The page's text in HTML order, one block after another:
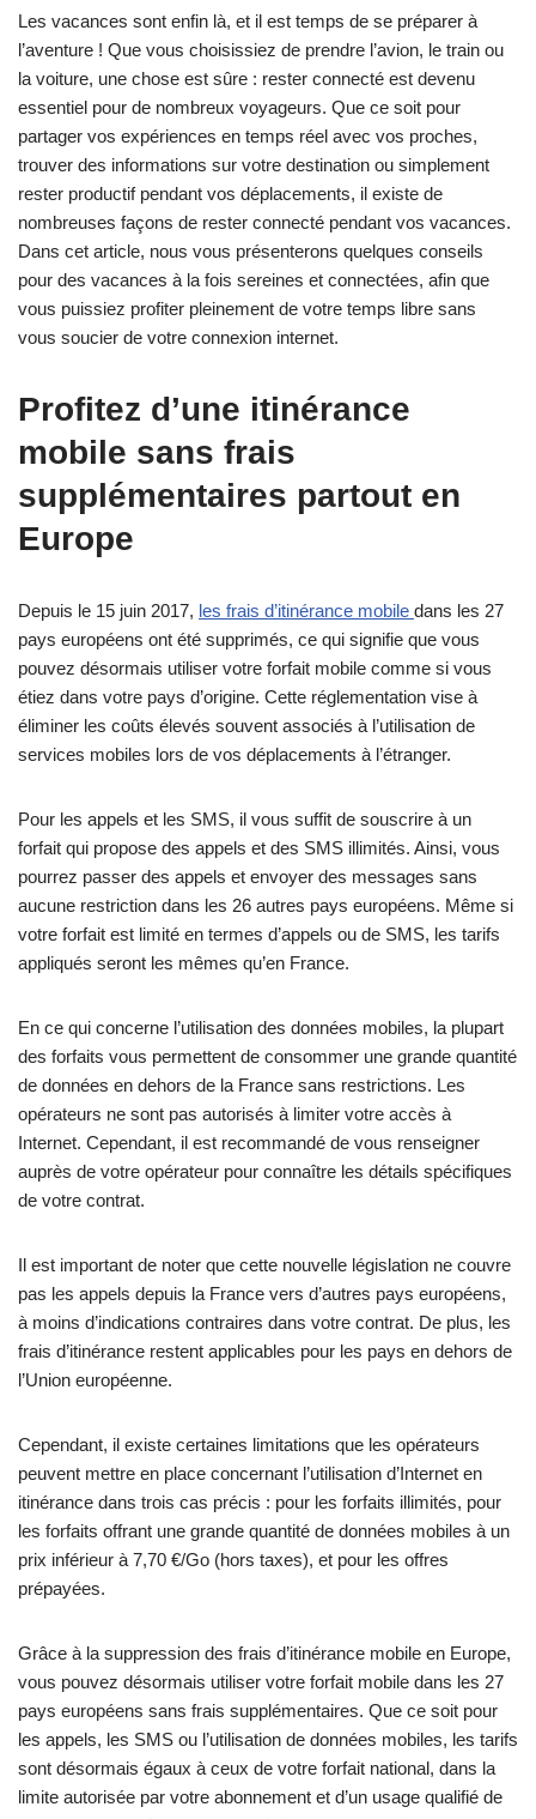
Les vacances sont enfin là, et il est temps de se préparer à
l’aventure ! Que vous choisissiez de prendre l’avion, le train ou
la voiture, une chose est sûre : rester connecté est devenu
essentiel pour de nombreux voyageurs. Que ce soit pour
partager vos expériences en temps réel avec vos proches,
trouver des informations sur votre destination ou simplement
rester productif pendant vos déplacements, il existe de
nombreuses façons de rester connecté pendant vos vacances.
Dans cet article, nous vous présenterons quelques conseils
pour des vacances à la fois sereines et connectées, afin que
vous puissiez profiter pleinement de votre temps libre sans
vous soucier de votre connexion internet.
Profitez d’une itinérance
mobile sans frais
supplémentaires partout en
Europe
Depuis le 15 juin 2017, les frais d’itinérance mobile dans les 27
pays européens ont été supprimés, ce qui signifie que vous
pouvez désormais utiliser votre forfait mobile comme si vous
étiez dans votre pays d’origine. Cette réglementation vise à
éliminer les coûts élevés souvent associés à l’utilisation de
services mobiles lors de vos déplacements à l’étranger.
Pour les appels et les SMS, il vous suffit de souscrire à un
forfait qui propose des appels et des SMS illimités. Ainsi, vous
pourrez passer des appels et envoyer des messages sans
aucune restriction dans les 26 autres pays européens. Même si
votre forfait est limité en termes d’appels ou de SMS, les tarifs
appliqués seront les mêmes qu’en France.
En ce qui concerne l’utilisation des données mobiles, la plupart
des forfaits vous permettent de consommer une grande quantité
de données en dehors de la France sans restrictions. Les
opérateurs ne sont pas autorisés à limiter votre accès à
Internet. Cependant, il est recommandé de vous renseigner
auprès de votre opérateur pour connaître les détails spécifiques
de votre contrat.
Il est important de noter que cette nouvelle législation ne couvre
pas les appels depuis la France vers d’autres pays européens,
à moins d’indications contraires dans votre contrat. De plus, les
frais d’itinérance restent applicables pour les pays en dehors de
l’Union européenne.
Cependant, il existe certaines limitations que les opérateurs
peuvent mettre en place concernant l’utilisation d’Internet en
itinérance dans trois cas précis : pour les forfaits illimités, pour
les forfaits offrant une grande quantité de données mobiles à un
prix inférieur à 7,70 €/Go (hors taxes), et pour les offres
prépayées.
Grâce à la suppression des frais d’itinérance mobile en Europe,
vous pouvez désormais utiliser votre forfait mobile dans les 27
pays européens sans frais supplémentaires. Que ce soit pour
les appels, les SMS ou l’utilisation de données mobiles, les tarifs
sont désormais égaux à ceux de votre forfait national, dans la
limite autorisée par votre abonnement et d’un usage qualifié de